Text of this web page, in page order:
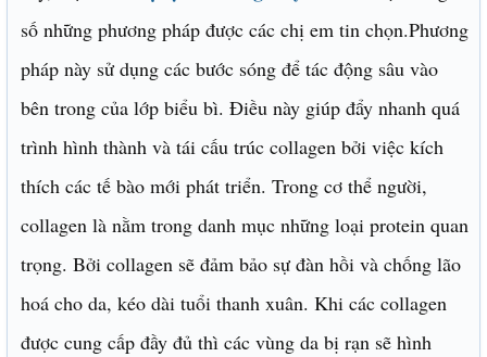
số những phương pháp được các chị em tin chọn.Phương
pháp này sử dụng các bước sóng để tác động sâu vào
bên trong của lớp biểu bì. Điều này giúp đẩy nhanh quá
trình hình thành và tái cấu trúc collagen bởi việc kích
thích các tế bào mới phát triển. Trong cơ thể người,
collagen là nằm trong danh mục những loại protein quan
trọng. Bởi collagen sẽ đảm bảo sự đàn hồi và chống lão
hoá cho da, kéo dài tuổi thanh xuân. Khi các collagen
được cung cấp đầy đủ thì các vùng da bị rạn sẽ hình